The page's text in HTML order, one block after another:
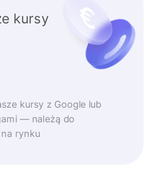
kursy
kursy z Google lub
— należą do
rynku